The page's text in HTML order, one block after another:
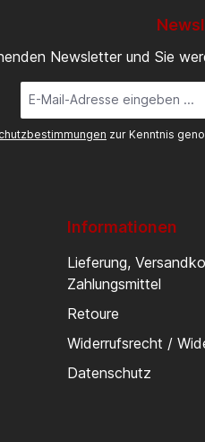
Newsletter und Sie
Mail-
zur Kenntnis
Informationen
Lieferung,
Zahlungsmittel
Retoure
Widerrufsrecht /
Datenschutz